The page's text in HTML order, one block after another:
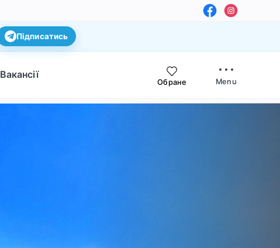
Підписатись
Вакансії
Обране Menu